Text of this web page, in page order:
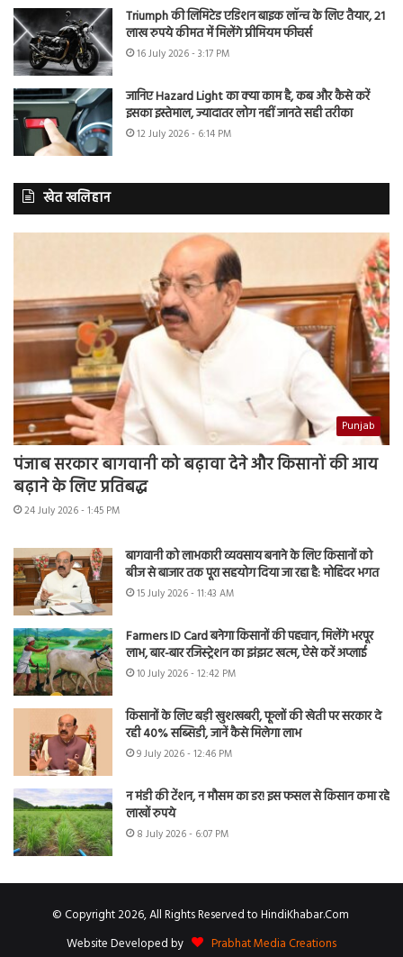
Triumph की लिमिटेड एडिशन बाइक लॉन्च के लिए तैयार, 21
लाख रुपये कीमत में मिलेंगे प्रीमियम फीचर्स
16 July 2026 - 3:17 PM
जानिए Hazard Light का क्या काम है, कब और कैसे करें
इसका इस्तेमाल, ज्यादातर लोग नहीं जानते सही तरीका
12 July 2026 - 6:14 PM
खेत खलिहान
Punjab
पंजाब सरकार बागवानी को बढ़ावा देने और किसानों की आय
बढ़ाने के लिए प्रतिबद्ध
24 July 2026 - 1:45 PM
बागवानी को लाभकारी व्यवसाय बनाने के लिए किसानों को
बीज से बाजार तक पूरा सहयोग दिया जा रहा है: मोहिंदर भगत
15 July 2026 - 11:43 AM
Farmers ID Card बनेगा किसानों की पहचान, मिलेंगे भरपूर
लाभ, बार-बार रजिस्ट्रेशन का झंझट खत्म, ऐसे करें अप्लाई
10 July 2026 - 12:42 PM
किसानों के लिए बड़ी खुशखबरी, फूलों की खेती पर सरकार दे
रही 40% सब्सिडी, जानें कैसे मिलेगा लाभ
9 July 2026 - 12:46 PM
न मंडी की टेंशन, न मौसम का डर! इस फसल से किसान कमा रहे
लाखों रुपये
8 July 2026 - 6:07 PM
© Copyright 2026, All Rights Reserved to HindiKhabar.Com
Website Developed by
Prabhat Media Creations